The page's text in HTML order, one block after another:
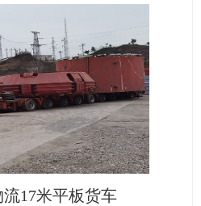
17米平板货车